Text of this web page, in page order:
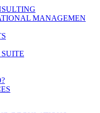
MANAGEMEN